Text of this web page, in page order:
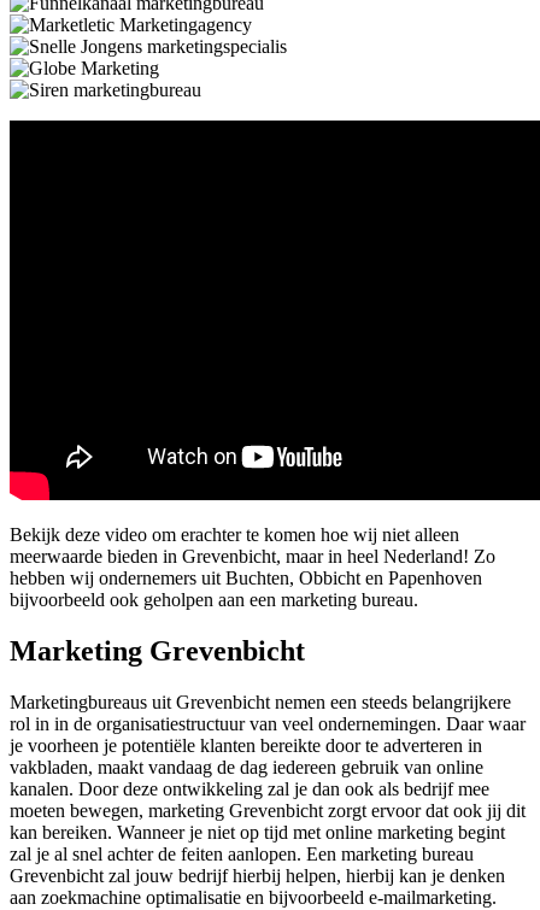
Bekijk deze video om erachter te komen hoe wij niet alleen
meerwaarde bieden in Grevenbicht, maar in heel Nederland! Zo
hebben wij ondernemers uit Buchten, Obbicht en Papenhoven
bijvoorbeeld ook geholpen aan een marketing bureau.
Marketing Grevenbicht
Marketingbureaus uit Grevenbicht nemen een steeds belangrijkere
rol in in de organisatiestructuur van veel ondernemingen. Daar waar
je voorheen je potentiële klanten bereikte door te adverteren in
vakbladen, maakt vandaag de dag iedereen gebruik van online
kanalen. Door deze ontwikkeling zal je dan ook als bedrijf mee
moeten bewegen, marketing Grevenbicht zorgt ervoor dat ook jij dit
kan bereiken. Wanneer je niet op tijd met online marketing begint
zal je al snel achter de feiten aanlopen. Een marketing bureau
Grevenbicht zal jouw bedrijf hierbij helpen, hierbij kan je denken
aan zoekmachine optimalisatie en bijvoorbeeld e-mailmarketing.